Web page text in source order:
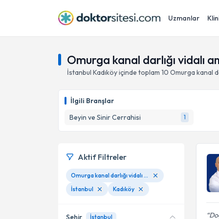
Uzmanlar
Omurga kanal darlığı vidalı
İstanbul Kadıköyiçinde toplam 10 Omurga kanal
İlgili Branşlar
Beyin ve Sinir Cerrahisi
1
Aktif Filtreler
Omurga kanal darlığı vidalı ameliyatlar
İstanbul
Kadıköy
Şehir İstanbul